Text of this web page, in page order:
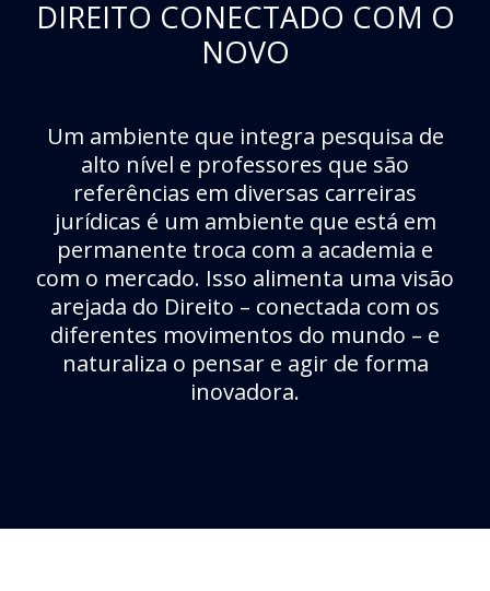
DIREITO CONECTADO COM O
NOVO
Um ambiente que integra pesquisa de
alto nível e professores que são
referências em diversas carreiras
jurídicas é um ambiente que está em
permanente troca com a academia e
com o mercado. Isso alimenta uma visão
arejada do Direito – conectada com os
diferentes movimentos do mundo – e
naturaliza o pensar e agir de forma
inovadora.